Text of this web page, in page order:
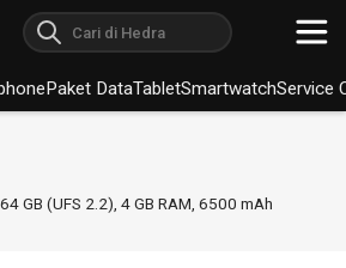
Paket DataTabletSmartwatchService
64 GB (UFS 2.2), 4 GB RAM 6500 mAh